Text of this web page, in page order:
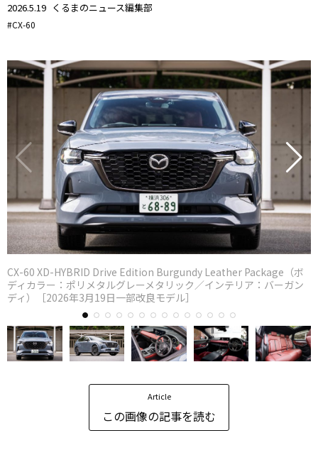
2026.5.19 くるまのニュース編集部
CX-60
CX-60 XD-HYBRID Drive Edition Burgundy Leather Package（ボ
ディカラー：ポリメタルグレーメタリック／インテリア：バーガン
ディ）［2026年3月19日一部改良モデル］
Article
この画像の記事を読む